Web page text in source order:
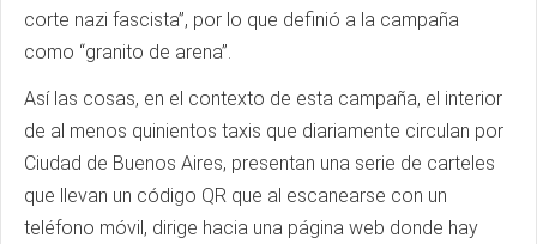
corte nazi fascista”, por lo que definió a la campaña
como “granito de arena”.
Así las cosas, en el contexto de esta campaña, el interior
de al menos quinientos taxis que diariamente circulan por
Ciudad de Buenos Aires, presentan una serie de carteles
que llevan un código QR que al escanearse con un
teléfono móvil, dirige hacia una página web donde hay